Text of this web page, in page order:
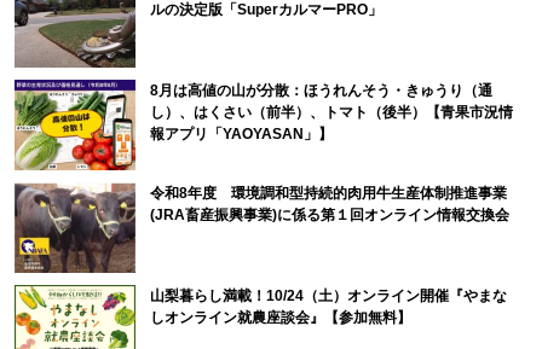
ルの決定版「SuperカルマーPRO」
8月は高値の山が分散：ほうれんそう・きゅうり（通
し）、はくさい（前半）、トマト（後半）【青果市況情
報アプリ「YAOYASAN」】
令和8年度 環境調和型持続的肉用牛生産体制推進事業
(JRA畜産振興事業)に係る第１回オンライン情報交換会
山梨暮らし満載！10/24（土）オンライン開催『やまな
しオンライン就農座談会』【参加無料】